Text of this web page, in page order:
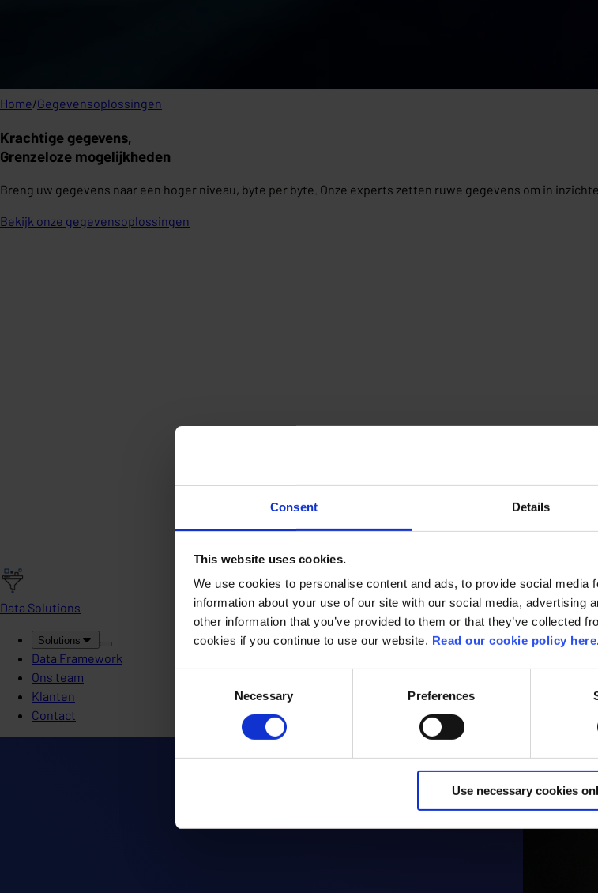
Consent Details
This website uses cookies.
We use cookies to personalise content and ads, to provide social media
information about your use of our site with our social media, advertising
other information that you’ve provided to them or that they’ve collected
cookies if you continue to use our website. Read our cookie policy
Necessary Preferences
Use necessary cookies
Home/Gegevensoplossingen
Krachtige gegevens,
Grenzeloze mogelijkheden
Breng uw gegevens naar een hoger niveau, byte per byte. Onze experts zetten ruwe gegevens om in
Bekijk onze gegevensoplossingen
Data Solutions
Solutions
Data Framework
Ons team
Klanten
Contact